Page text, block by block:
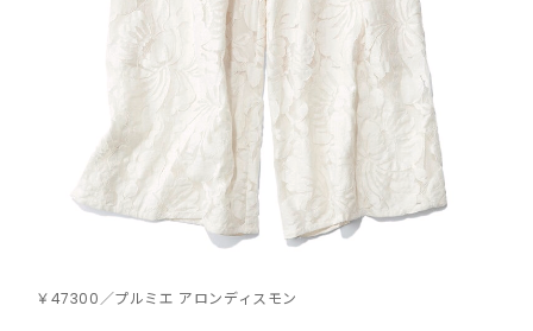
￥47300／プルミエ アロンディスモン